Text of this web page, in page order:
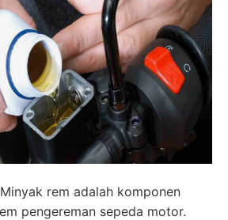
rem adalah komponen
pengereman sepeda motor.